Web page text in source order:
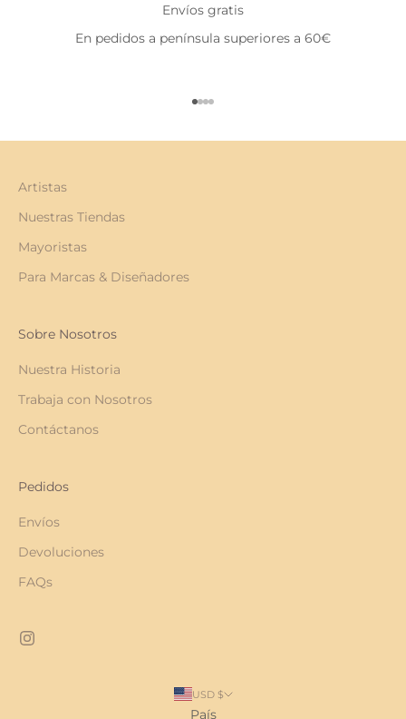
Envíos gratis
En pedidos a península superiores a 60€
Ir al artículo 1
Ir al artículo 2
Ir al artículo 3
Ir al artículo 4
Artistas
Nuestras Tiendas
Mayoristas
Para Marcas & Diseñadores
Sobre Nosotros
Nuestra Historia
Trabaja con Nosotros
Contáctanos
Pedidos
Envíos
Devoluciones
FAQs
USD $
País